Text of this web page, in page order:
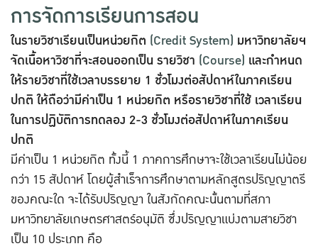
การจัดการเรียนการสอน
ในรายวิชาเรียนเป็นหน่วยกิต (Credit System) มหาวิทยาลัยฯ
จัดเนื้อหาวิชาที่จะสอนออกเป็น รายวิชา (Course) และกำหนด
ให้รายวิชาที่ใช้เวลาบรรยาย 1 ชั่วโมงต่อสัปดาห์ในภาคเรียน
ปกติ ให้ถือว่ามีค่าเป็น 1 หน่วยกิต หรือรายวิชาที่ใช้ เวลาเรียน
ในการปฏิบัติการทดลอง 2-3 ชั่วโมงต่อสัปดาห์ในภาคเรียน
ปกติ
มีค่าเป็น 1 หน่วยกิต ทั้งนี้ 1 ภาคการศึกษาจะใช้เวลาเรียนไม่น้อย
กว่า 15 สัปดาห์ โดยผู้สำเร็จการศึกษาตามหลักสูตรปริญญาตรี
ของคณะใด จะได้รับปริญญา ในสังกัดคณะนั้นตามที่สภา
มหาวิทยาลัยเกษตรศาสตร์อนุมัติ ซึ่งปริญญาแบ่งตามสายวิชา
เป็น 10 ประเภท คือ